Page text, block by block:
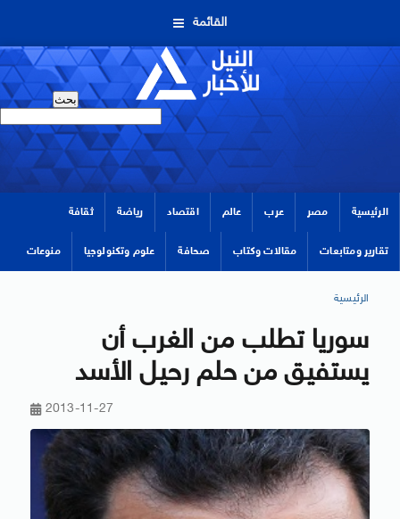
القائمة
الرئيسية مصر عرب عالم اقتصاد رياضة ثقافة
تقارير ومتابعات مقالات وكتاب صحافة علوم وتكنولوجيا منوعات
الرئيسية
سوريا تطلب من الغرب أن
يستفيق من حلم رحيل الأسد
2013-11-27